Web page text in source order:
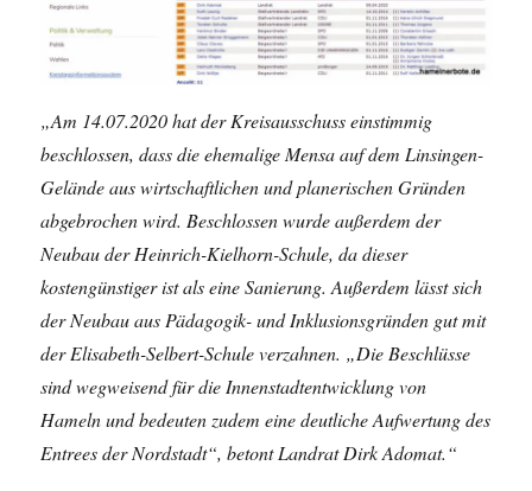
„Am 14.07.2020 hat der Kreisausschuss einstimmig
beschlossen, dass die ehemalige Mensa auf dem Linsingen-
Gelände aus wirtschaftlichen und planerischen Gründen
abgebrochen wird. Beschlossen wurde außerdem der
Neubau der Heinrich-Kielhorn-Schule, da dieser
kostengünstiger ist als eine Sanierung. Außerdem lässt sich
der Neubau aus Pädagogik- und Inklusionsgründen gut mit
der Elisabeth-Selbert-Schule verzahnen. „Die Beschlüsse
sind wegweisend für die Innenstadtentwicklung von
Hameln und bedeuten zudem eine deutliche Aufwertung des
Entrees der Nordstadt“, betont Landrat Dirk Adomat.“